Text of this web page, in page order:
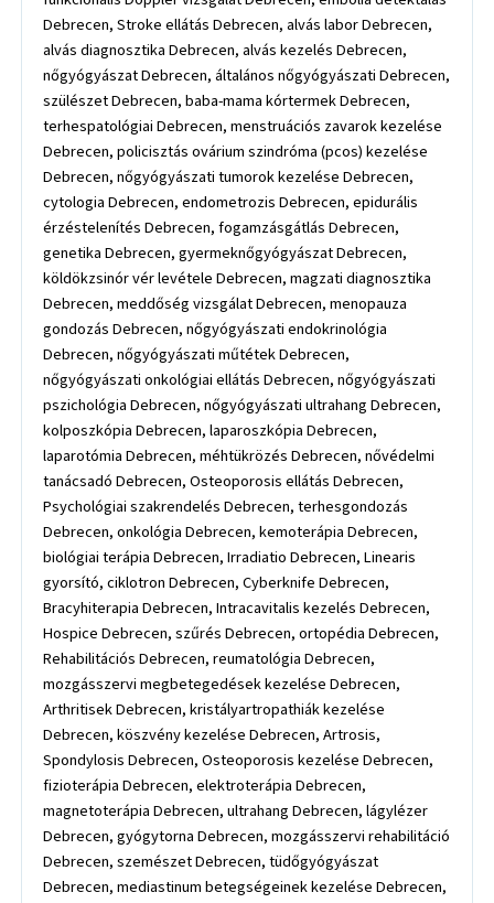
Debrecen, Stroke ellátás Debrecen, alvás labor Debrecen,
alvás diagnosztika Debrecen, alvás kezelés Debrecen,
nőgyógyászat Debrecen, általános nőgyógyászati Debrecen,
szülészet Debrecen, baba-mama kórtermek Debrecen,
terhespatológiai Debrecen, menstruációs zavarok kezelése
Debrecen, policisztás ovárium szindróma (pcos) kezelése
Debrecen, nőgyógyászati tumorok kezelése Debrecen,
cytologia Debrecen, endometrozis Debrecen, epidurális
érzéstelenítés Debrecen, fogamzásgátlás Debrecen,
genetika Debrecen, gyermeknőgyógyászat Debrecen,
köldökzsinór vér levétele Debrecen, magzati diagnosztika
Debrecen, meddőség vizsgálat Debrecen, menopauza
gondozás Debrecen, nőgyógyászati endokrinológia
Debrecen, nőgyógyászati műtétek Debrecen,
nőgyógyászati onkológiai ellátás Debrecen, nőgyógyászati
pszichológia Debrecen, nőgyógyászati ultrahang Debrecen,
kolposzkópia Debrecen, laparoszkópia Debrecen,
laparotómia Debrecen, méhtükrözés Debrecen, nővédelmi
tanácsadó Debrecen, Osteoporosis ellátás Debrecen,
Psychológiai szakrendelés Debrecen, terhesgondozás
Debrecen, onkológia Debrecen, kemoterápia Debrecen,
biológiai terápia Debrecen, Irradiatio Debrecen, Linearis
gyorsító, ciklotron Debrecen, Cyberknife Debrecen,
Bracyhiterapia Debrecen, Intracavitalis kezelés Debrecen,
Hospice Debrecen, szűrés Debrecen, ortopédia Debrecen,
Rehabilitációs Debrecen, reumatológia Debrecen,
mozgásszervi megbetegedések kezelése Debrecen,
Arthritisek Debrecen, kristályartropathiák kezelése
Debrecen, köszvény kezelése Debrecen, Artrosis,
Spondylosis Debrecen, Osteoporosis kezelése Debrecen,
fizioterápia Debrecen, elektroterápia Debrecen,
magnetoterápia Debrecen, ultrahang Debrecen, lágylézer
Debrecen, gyógytorna Debrecen, mozgásszervi rehabilitáció
Debrecen, szemészet Debrecen, tüdőgyógyászat
Debrecen, mediastinum betegségeinek kezelése Debrecen,